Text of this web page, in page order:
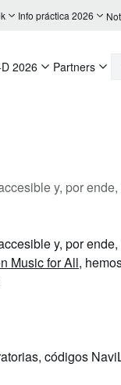
Info práctica 2026
2026 Partners
y, por
y, por
Music for All,
códigos